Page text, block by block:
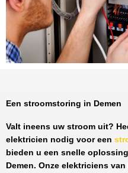
Een stroomstoring in Demen
Valt ineens uw stroom uit?
elektricien nodig voor een
bieden u een snelle
Demen. Onze elektriciens van